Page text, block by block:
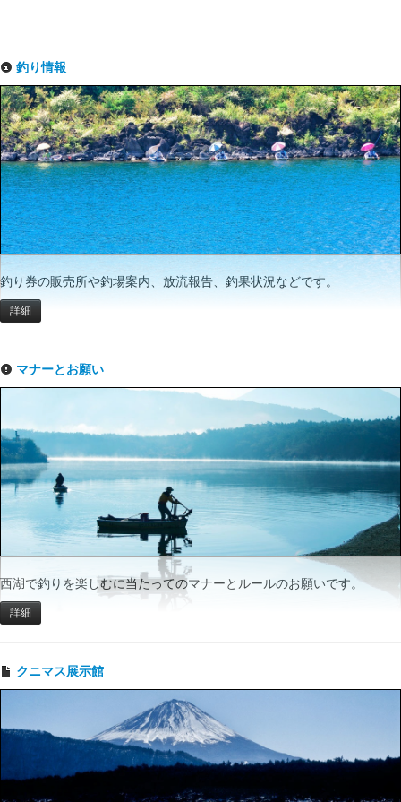
釣り情報
釣り券の販売所や釣場案内、放流報告、釣果状況などです。
詳細
マナーとお願い
西湖で釣りを楽しむに当たってのマナーとルールのお願いです。
詳細
クニマス展示館